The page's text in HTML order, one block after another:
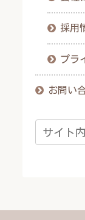
採用
プラ
お問い